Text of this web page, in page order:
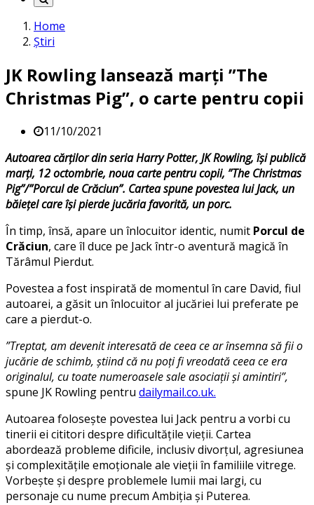
Home
Știri
JK Rowling lansează marți ”The
Christmas Pig”, o carte pentru copii
11/10/2021
Autoarea cărților din seria Harry Potter, JK Rowling, își publică
marți, 12 octombrie, noua carte pentru copii, ”The Christmas
Pig”/”Porcul de Crăciun”. Cartea spune povestea lui Jack, un
băiețel care își pierde jucăria favorită, un porc.
În timp, însă, apare un înlocuitor identic, numit Porcul de
Crăciun, care îl duce pe Jack într-o aventură magică în
Tărâmul Pierdut.
Povestea a fost inspirată de momentul în care David, fiul
autoarei, a găsit un înlocuitor al jucăriei lui preferate pe
care a pierdut-o.
”Treptat, am devenit interesată de ceea ce ar însemna să fii o
jucărie de schimb, știind că nu poți fi vreodată ceea ce era
originalul, cu toate numeroasele sale asociații și amintiri”,
spune JK Rowling pentru dailymail.co.uk.
Autoarea folosește povestea lui Jack pentru a vorbi cu
tinerii ei cititori despre dificultățile vieții. Cartea
abordează probleme dificile, inclusiv divorțul, agresiunea
și complexitățile emoționale ale vieții în familiile vitrege.
Vorbește și despre problemele lumii mai largi, cu
personaje cu nume precum Ambiția și Puterea.